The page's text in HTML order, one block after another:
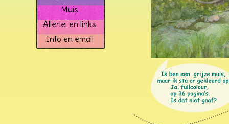
Muis
Allerlei en links
Info en email